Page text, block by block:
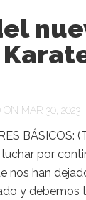
ON MAR 30, 2023
BÁSICOS:
por
nos han
y debemos